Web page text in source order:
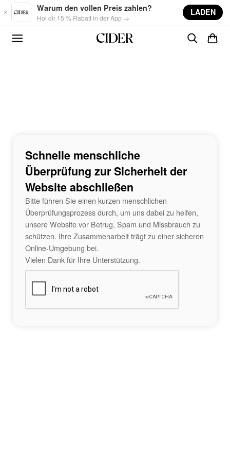
Skip to main content
Warum den vollen Preis zahlen?
Hol dir 15 % Rabatt in der App →
LADEN
Schnelle menschliche
Überprüfung zur Sicherheit der
Website abschließen
Bitte führen Sie einen kurzen menschlichen
Überprüfungsprozess durch, um uns dabei zu helfen,
unsere Website vor Betrug, Spam und Missbrauch zu
schützen. Ihre Zusammenarbeit trägt zu einer sicheren
Online-Umgebung bei.
Vielen Dank für Ihre Unterstützung.